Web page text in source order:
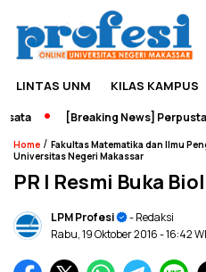
LINTAS UNM KILAS KAMPUS
[Breaking News]
Home / Fakultas Matematika dan Ilmu
Universitas Negeri Makassar
PR I Resmi Buka
LPM Profesi
- Redaksi
Rabu, 19 Oktober 2016- 16:42